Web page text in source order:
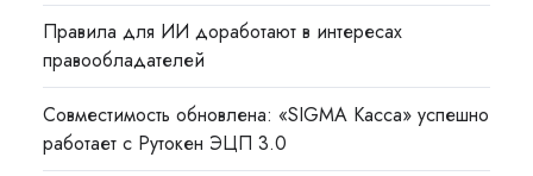
Правила для ИИ доработают в интересах
правообладателей
Совместимость обновлена: «SIGMA Касса» успешно
работает с Рутокен ЭЦП 3.0